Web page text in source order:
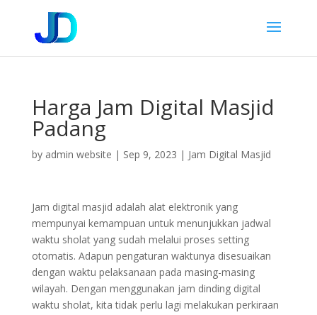
Harga Jam Digital Masjid
Padang
by admin website | Sep 9, 2023 | Jam Digital Masjid
Jam digital masjid adalah alat elektronik yang
mempunyai kemampuan untuk menunjukkan jadwal
waktu sholat yang sudah melalui proses setting
otomatis. Adapun pengaturan waktunya disesuaikan
dengan waktu pelaksanaan pada masing-masing
wilayah. Dengan menggunakan jam dinding digital
waktu sholat, kita tidak perlu lagi melakukan perkiraan